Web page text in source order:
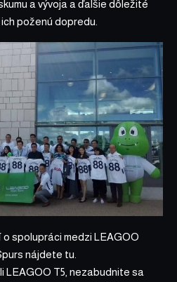
a vývoja a ďalšie dôležité
poženú dopredu.
spolupráci medzi LEAGOO
nájdete tu
LEAGOO T5, nezabudnite sa